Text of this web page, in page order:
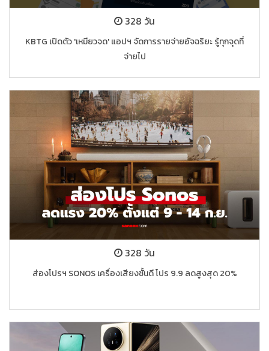
328 วัน
KBTG เปิดตัว 'เหมียวจด' แอปฯ จัดการรายจ่ายอัจฉริยะ รู้ทุกจุดที่
จ่ายไป
328 วัน
ส่องโปรฯ SONOS เครื่องเสียงชั้นดี โปร 9.9 ลดสูงสุด 20%